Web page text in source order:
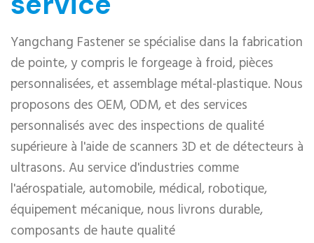
Yangchang Fastener se spécialise dans la fabrication
de pointe, y compris le forgeage à froid, pièces
personnalisées, et assemblage métal-plastique. Nous
proposons des OEM, ODM, et des services
personnalisés avec des inspections de qualité
supérieure à l'aide de scanners 3D et de détecteurs à
ultrasons. Au service d'industries comme
l'aérospatiale, automobile, médical, robotique,
équipement mécanique, nous livrons durable,
composants de haute qualité